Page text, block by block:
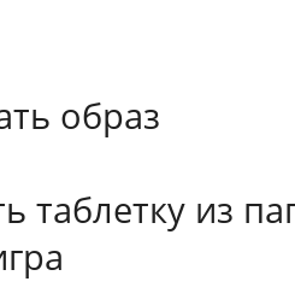
образ
таблетку из